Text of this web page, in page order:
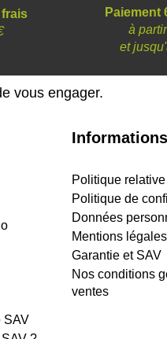
frais
Paiement
à
et
vous engager.
SAV
Politique
Politique de
Données
Mentions légales
Garantie et SAV
Nos conditions
ventes